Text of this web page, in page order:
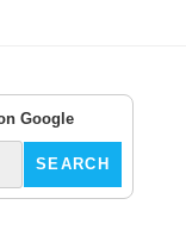
Google